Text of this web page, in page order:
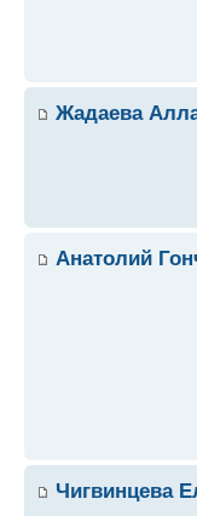
Жадаева
Анатолий
Чигвинцева